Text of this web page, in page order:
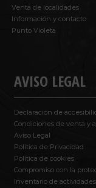
Venta de localidades
Información y contacto
Punto Violeta
AVISO LEGAL
Declaración de
Condiciones de venta y
Aviso Legal
Política de Privacidad
Política de cookies
Compromiso con la
Inventario de